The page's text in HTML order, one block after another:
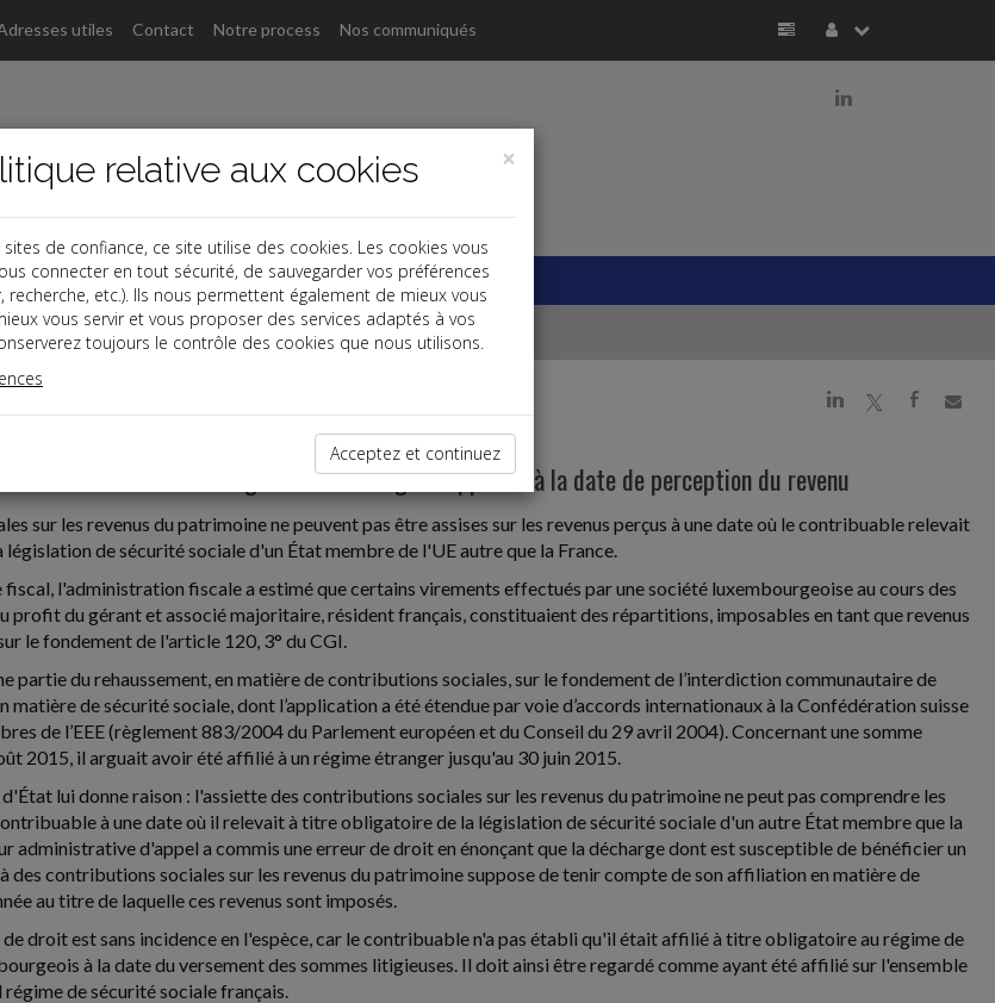
utiles Contact Notre process Nos communiqués
j
j a b
: l'affiliation à titre obligatoire à l'étranger s'apprécie à la date de perception du revenu
sur les revenus du patrimoine ne peuvent pas être assises sur les revenus perçus à une date où le contribuable relevait
de sécurité sociale d'un État membre de l'UE autre que la France.
l'administration fiscale a estimé que certains virements effectués par une société luxembourgeoise au cours des
profit du gérant et associé majoritaire, résident français, constituaient des répartitions, imposables en tant que revenus
le fondement de l'article 120, 3° du CGI.
partie du rehaussement, en matière de contributions sociales, sur le fondement de l’interdiction communautaire de
matière de sécurité sociale, dont l’application a été étendue par voie d’accords internationaux à la Confédération suisse
de l’EEE (règlement 883/2004 du Parlement européen et du Conseil du 29 avril 2004). Concernant une somme
2015, il arguait avoir été affilié à un régime étranger jusqu'au 30 juin 2015.
lui donne raison : l'assiette des contributions sociales sur les revenus du patrimoine ne peut pas comprendre les
à une date où il relevait à titre obligatoire de la législation de sécurité sociale d'un autre État membre que la
administrative d'appel a commis une erreur de droit en énonçant que la décharge dont est susceptible de bénéficier un
des contributions sociales sur les revenus du patrimoine suppose de tenir compte de son affiliation en matière de
au titre de laquelle ces revenus sont imposés.
droit est sans incidence en l'espèce, car le contribuable n'a pas établi qu'il était affilié à titre obligatoire au régime de
à la date du versement des sommes litigieuses. Il doit ainsi être regardé comme ayant été affilié sur l'ensemble
régime de sécurité sociale français.
×
relative aux cookies
de confiance, ce site utilise des cookies. Les cookies vous
connecter en tout sécurité, de sauvegarder vos préférences
recherche, etc.). Ils nous permettent également de mieux vous
vous servir et vous proposer des services adaptés à vos
toujours le contrôle des cookies que nous utilisons.
Acceptez et continuez